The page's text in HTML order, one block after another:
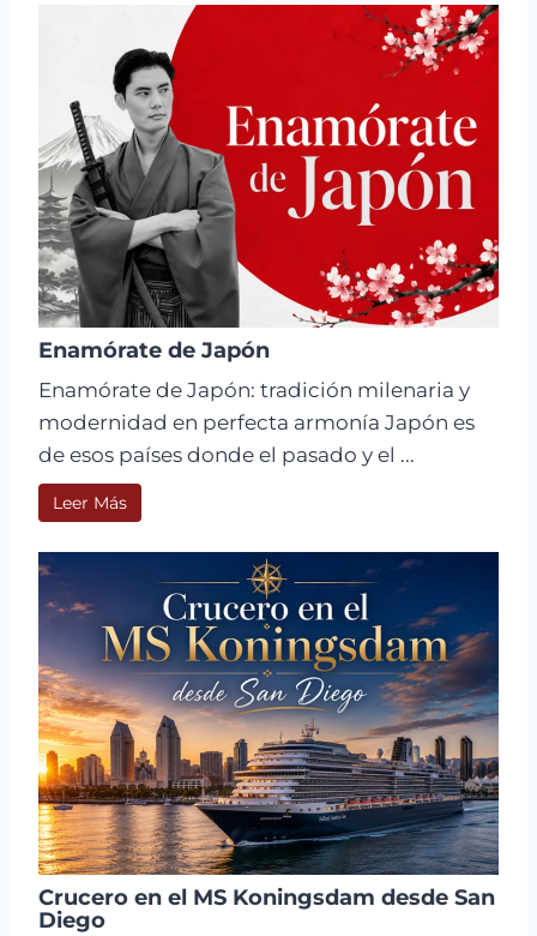
Enamórate de Japón
Enamórate de Japón: tradición milenaria y
modernidad en perfecta armonía Japón es
de esos países donde el pasado y el ...
Leer Más
Crucero en el MS Koningsdam desde San
Diego